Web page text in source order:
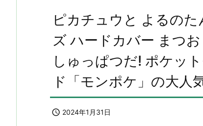
ピカチュウと よるの
ズ ハードカバー まつ
しゅっぱつだ! ポケッ
ド「モンポケ」の大人
 2024年1月31日